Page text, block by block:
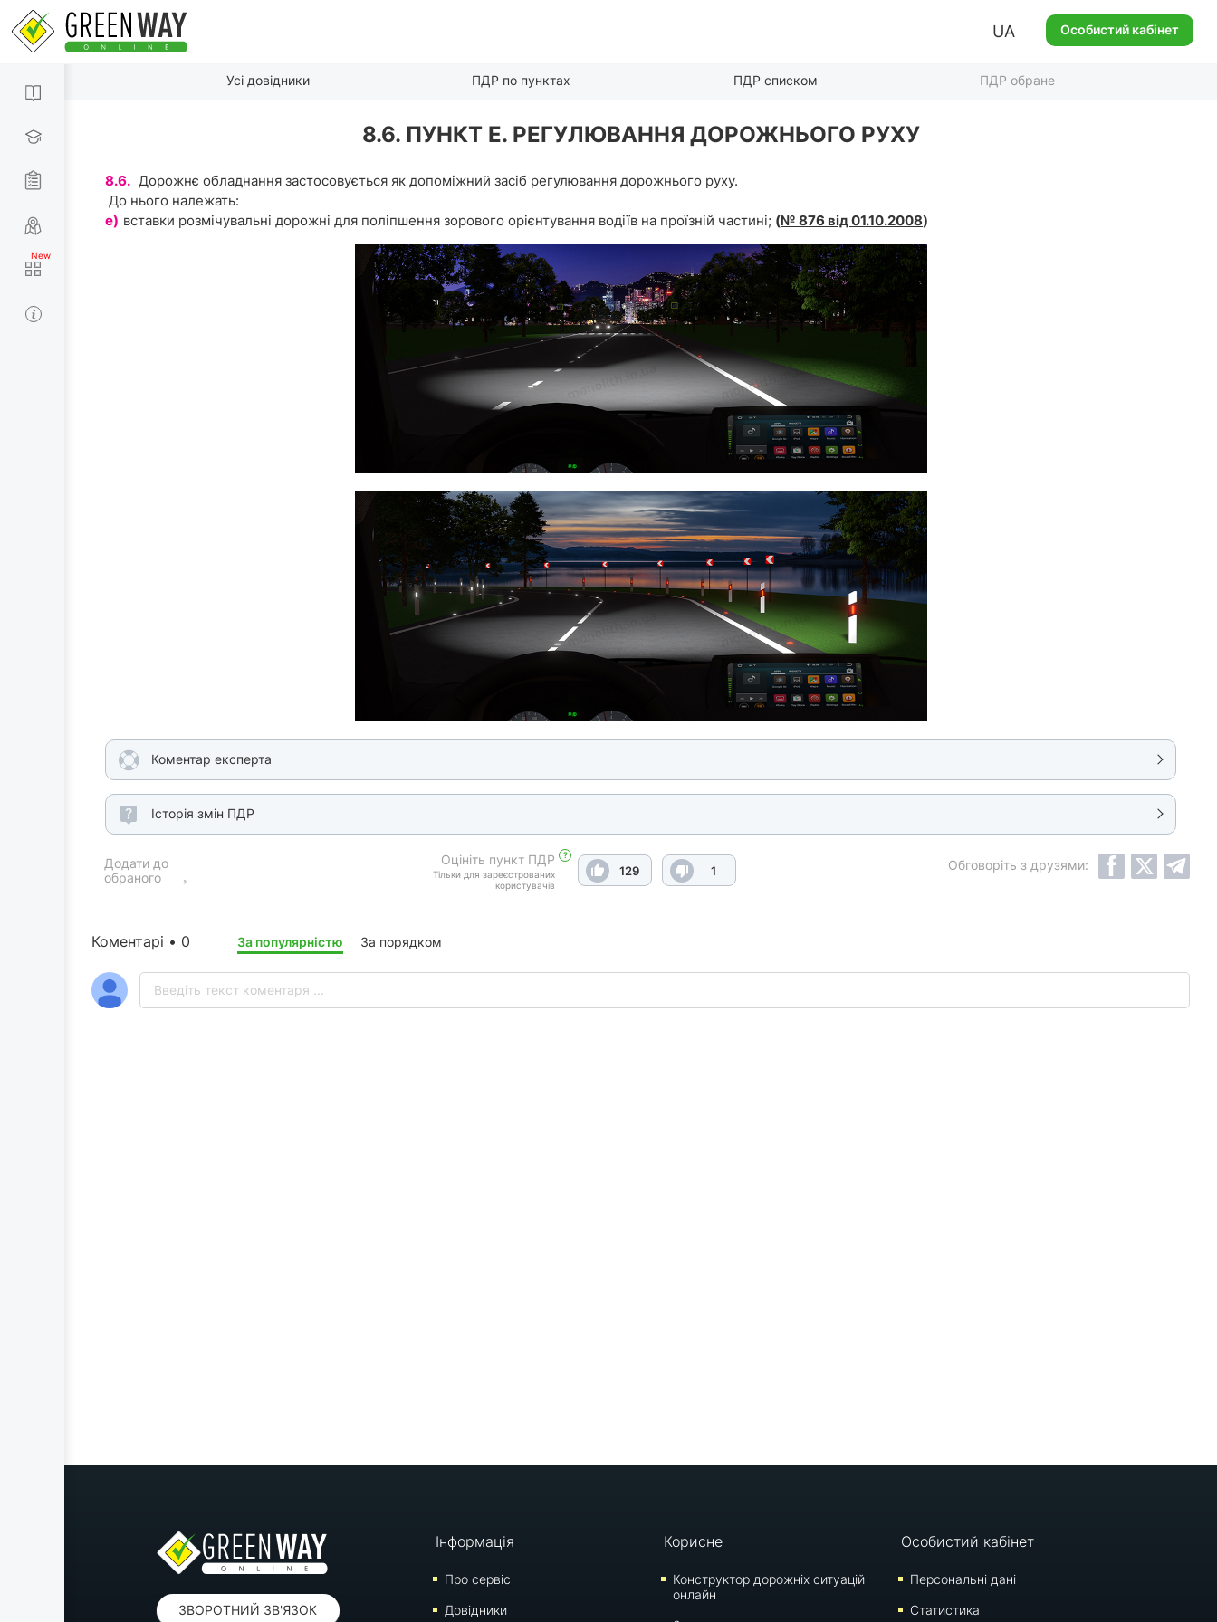
UA Особистий кабінет
Усі довідники ПДР по пунктах ПДР списком ПДР обране
8.6. ПУНКТ Е. РЕГУЛЮВАННЯ ДОРОЖНЬОГО РУХУ
8.6. Дорожнє обладнання застосовується як допоміжний засіб регулювання дорожнього руху.
До нього належать:
е) вставки розмічувальні дорожні для поліпшення зорового орієнтування водіїв на проїзній частині; (№ 876 від 01.10.2008)
Коментар експерта
Історія змін ПДР
Оцініть пункт ПДР ?
Тільки для зареєстрованих
користувачів
129 1
Додати до
обраного
Обговоріть з друзями:
Коментарі • 0 За популярністю За порядком
ЗВОРОТНИЙ ЗВ'ЯЗОК
Інформація
Про сервіс
Довідники
Корисне
Конструктор дорожніх ситуацій
онлайн
Особистий кабінет
Персональні дані
Статистика